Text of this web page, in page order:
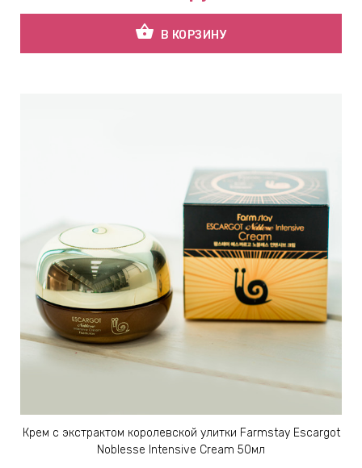
shopping_basket В КОРЗИНУ
Крем с экстрактом королевской улитки Farmstay Escargot
Noblesse lntensive Cream 50мл